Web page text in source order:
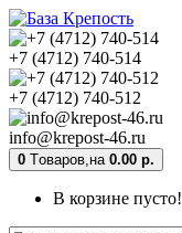
+7 (4712) 740-514
+7 (4712) 740-512
info@krepost-46.ru
0 Tоваров, на 0.00 р.
В корзине пусто!